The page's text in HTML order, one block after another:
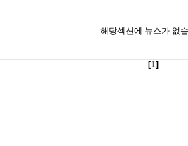
해당섹션에 뉴스가 없
[1]